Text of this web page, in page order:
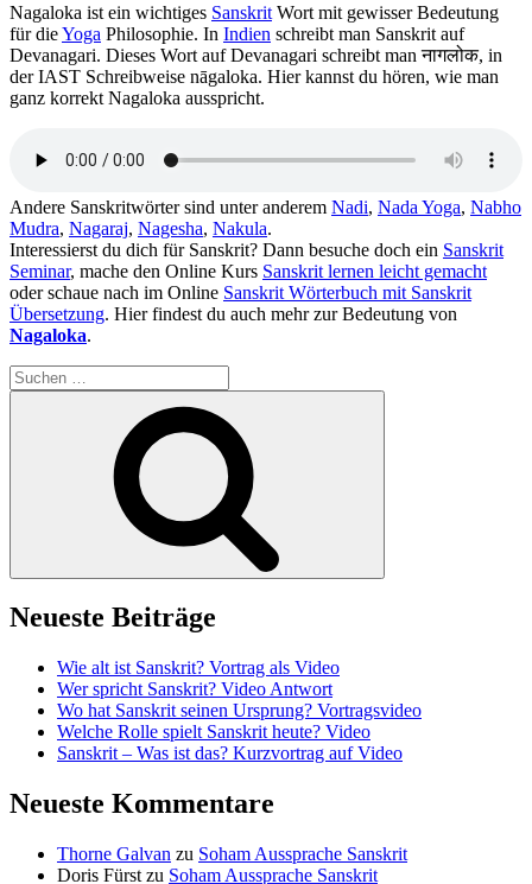
Nagaloka ist ein wichtiges Sanskrit Wort mit gewisser Bedeutung
für dieYoga Philosophie. In Indien schreibt man Sanskrit auf
Devanagari. Dieses Wort auf Devanagari schreibt man नागलोक, in
der IAST Schreibweise nāgaloka. Hier kannst du hören, wie man
ganz korrekt Nagaloka ausspricht.
Andere Sanskritwörter sind unter anderem Nadi, Nada Yoga, Nabho
Mudra, Nagaraj, Nagesha, Nakula.
Interessierst du dich für Sanskrit? Dann besuche doch ein Sanskrit
Seminar, mache den Online Kurs Sanskrit lernen leicht gemacht
oder schaue nach im Online Sanskrit Wörterbuch mit Sanskrit
Übersetzung. Hier findest du auch mehr zur Bedeutung von
Nagaloka.
Suchen
nach:
Neueste Beiträge
Wie alt ist Sanskrit? Vortrag als Video
Wer spricht Sanskrit? Video Antwort
Wo hat Sanskrit seinen Ursprung? Vortragsvideo
Welche Rolle spielt Sanskrit heute? Video
Sanskrit – Was ist das? Kurzvortrag auf Video
Neueste Kommentare
Thorne Galvan zu Soham Aussprache Sanskrit
Doris Fürst zu Soham Aussprache Sanskrit